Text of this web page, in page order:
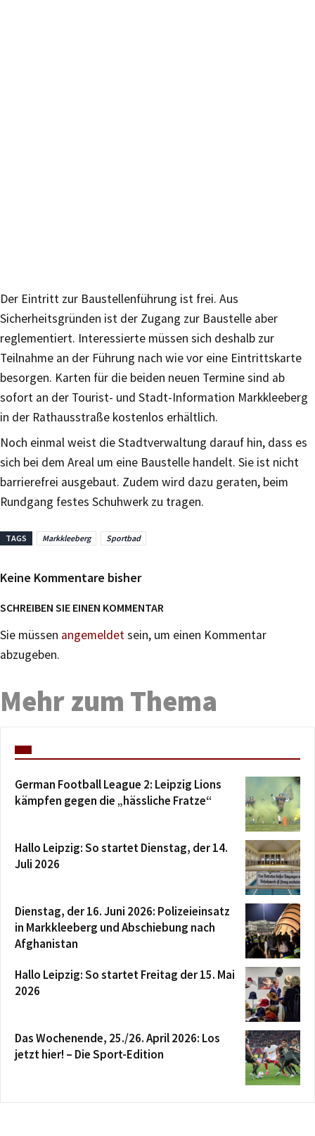
Der Eintritt zur Baustellenführung ist frei. Aus
Sicherheitsgründen ist der Zugang zur Baustelle aber
reglementiert. Interessierte müssen sich deshalb zur
Teilnahme an der Führung nach wie vor eine Eintrittskarte
besorgen. Karten für die beiden neuen Termine sind ab
sofort an der Tourist- und Stadt-Information Markkleeberg
in der Rathausstraße kostenlos erhältlich.
Noch einmal weist die Stadtverwaltung darauf hin, dass es
sich bei dem Areal um eine Baustelle handelt. Sie ist nicht
barrierefrei ausgebaut. Zudem wird dazu geraten, beim
Rundgang festes Schuhwerk zu tragen.
TAGS Markkleeberg Sportbad
Keine Kommentare bisher
SCHREIBEN SIE EINEN KOMMENTAR
Sie müssen angemeldetsein, um einen Kommentar
abzugeben.
Mehr zum Thema
German Football League 2: Leipzig Lions
kämpfen gegen die „hässliche Fratze“
Hallo Leipzig: So startet Dienstag, der 14.
Juli 2026
Dienstag, der 16. Juni 2026: Polizeieinsatz
in Markkleeberg und Abschiebung nach
Afghanistan
Hallo Leipzig: So startet Freitag der 15. Mai
2026
Das Wochenende, 25./26. April 2026: Los
jetzt hier! – Die Sport-Edition